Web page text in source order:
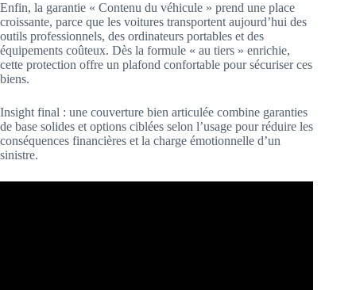
Enfin, la garantie « Contenu du véhicule » prend une place
croissante, parce que les voitures transportent aujourd’hui des
outils professionnels, des ordinateurs portables et des
équipements coûteux. Dès la formule « au tiers » enrichie,
cette protection offre un plafond confortable pour sécuriser ces
biens.
Insight final : une couverture bien articulée combine garanties
de base solides et options ciblées selon l’usage pour réduire les
conséquences financières et la charge émotionnelle d’un
sinistre.